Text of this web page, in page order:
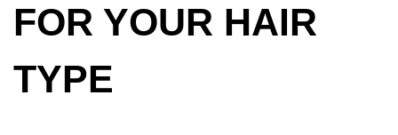
FOR YOUR HAIR
TYPE